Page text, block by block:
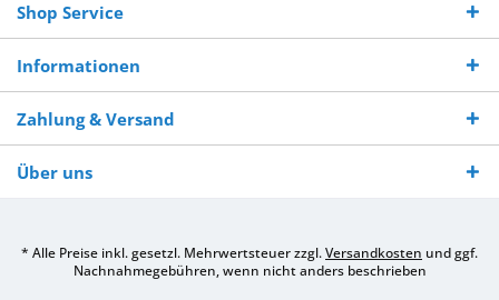
Shop Service
Informationen
Zahlung & Versand
Über uns
* Alle Preise inkl. gesetzl. Mehrwertsteuer zzgl.Versandkosten und ggf.
Nachnahmegebühren, wenn nicht anders beschrieben